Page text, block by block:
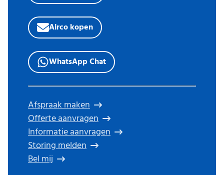
Airco kopen
WhatsApp Chat
Afspraak maken
Offerte aanvragen
Informatie aanvragen
Storing melden
Bel mij